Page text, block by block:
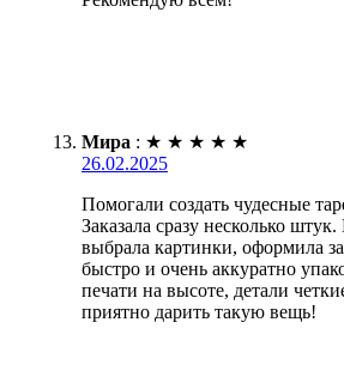
Мира : ★ ★ ★ ★ ★
26.02.2025
Помогали создать чудесные
Заказала сразу несколько
выбрала картинки, оформила
быстро и очень аккуратно
печати на высоте, детали
приятно дарить такую вещь!